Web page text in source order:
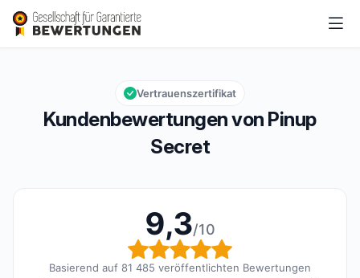
Pinup Secret
Gesamtbewertung: 9,3 von 10
9,3/10
Kundenbewertungen von Pinup
Secret
Vertrauenszertifikat
9,3/10
Gesamtbewertung: 9,3
Basierend auf 81 485 veröffentlichten Bewertungen